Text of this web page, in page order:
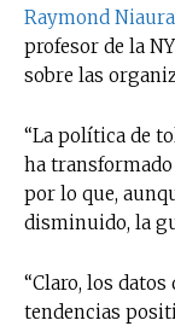
Raymond Niaura
profesor de la
sobre las
“La política de
ha
por lo que,
disminuido, la
“Claro, los
tendencias